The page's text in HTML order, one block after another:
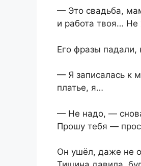
— Это свадьба,
и работа твоя… Не
Его фразы падали,
— Я записалась к
платье, я…
— Не надо, —
Прошу тебя —
Он ушёл, даже не